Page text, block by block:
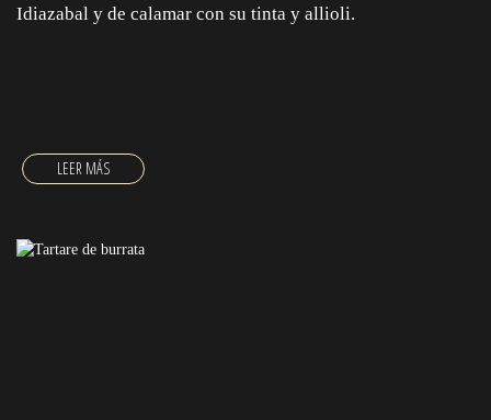
Idiazabal y de calamar con su tinta y allioli.